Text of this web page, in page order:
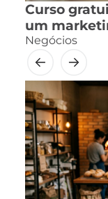
Curso
um
Negócios